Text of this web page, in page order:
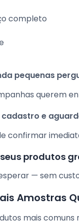
completo
pequenas
querem
cadastro e
confirmar
seus produtos
— sem
Amostras
mais comuns